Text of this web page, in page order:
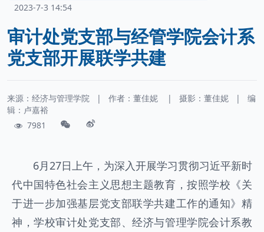
2023-7-3 14:54
审计处党支部与经管学院会计系
党支部开展联学共建
来源：经济与管理学院 | 作者： 董佳妮 | 摄影： 董佳妮 |
编
辑：卢嘉裕
7981
6月27日上午，为深入开展学习贯彻习近平新时
代中国特色社会主义思想主题教育，按照学校《关
于进一步加强基层党支部联学共建工作的通知》精
神，学校审计处党支部、经济与管理学院会计系教